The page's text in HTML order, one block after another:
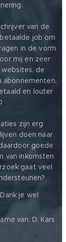
van de
job om
in de vorm
mij en zeer
de
abonnementen,
en louter
❤️
zijn erg
doen naar
goede
van inkomsten
gaat veel
je wel
van: D. Kars